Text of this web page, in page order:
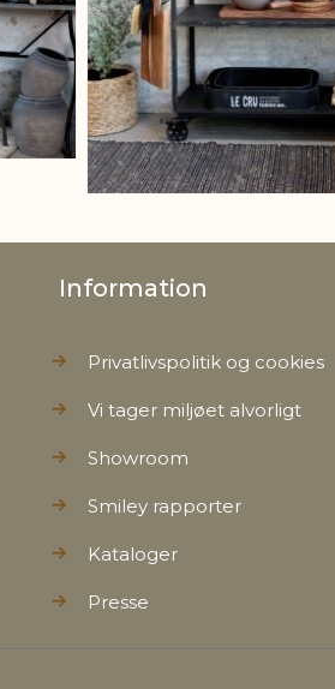
Information
Privatlivspolitik og cookies
Vi tager miljøet alvorligt
Showroom
Smiley rapporter
Kataloger
Presse